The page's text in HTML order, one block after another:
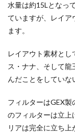
水量は約15Lとなっ
ていますが、レイア
ます。
レイアウト素材とし
ス・ナナ、そして龍
んだことをしていな
フィルターはGEX
のフィルターは立上
リアは完全に立ち上